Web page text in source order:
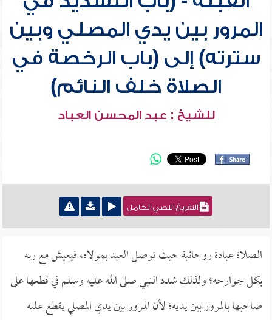
المرور بين يدي المصلي وبين
سترته) إلى (باب الرخصة في
الصلاة خلف النائم)
للشيخ : عبد المحسن العباد
التفريغ النصي الكامل
الصلاة عبادة روحانية حيث توصل العبد بمولاه، فيعيش مع ربه
بكل جوارحه؛ ولذلك شدد النبي صلى الله عليه وسلم في قطعها على
صاحبها بالمرور بين يديه؛ لأن المرور بين يدي المصلي يقطع عليه